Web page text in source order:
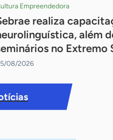
Empreendedora
realiza
além
no Extremo
08/2026